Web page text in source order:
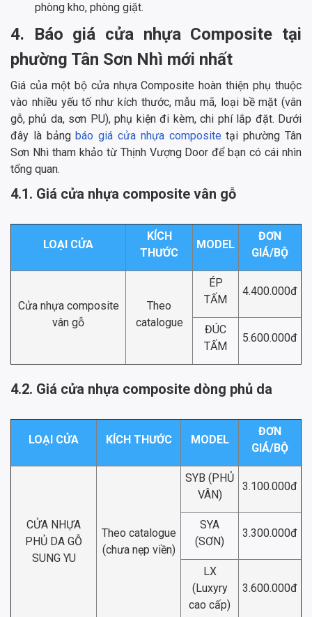
phòng kho, phòng giặt.
4. Báo giá cửa nhựa Composite tại
phường Tân Sơn Nhì mới nhất
Giá của một bộ cửa nhựa Composite hoàn thiện phụ thuộc
vào nhiều yếu tố như kích thước, mẫu mã, loại bề mặt (vân
gỗ, phủ da, sơn PU), phụ kiện đi kèm, chi phí lắp đặt. Dưới
đây là bảngbáo giá cửa nhựa composite tại phường Tân
Sơn Nhì tham khảo từ Thịnh Vượng Door để bạn có cái nhìn
tổng quan.
4.1. Giá cửa nhựa composite vân gỗ
LOẠI CỬA
KÍCH
THƯỚC
MODEL
ĐƠN
GIÁ/BỘ
Cửa nhựa composite
vân gỗ
Theo
catalogue
ÉP
TẤM
4.400.000đ
ĐÚC
TẤM
5.600.000đ
4.2. Giá cửa nhựa composite dòng phủ da
LOẠI CỬA KÍCH THƯỚC MODEL
ĐƠN
GIÁ/BỘ
CỬA NHỰA
PHỦ DA GỖ
SUNG YU
Theo catalogue
(chưa nẹp viền)
SYB (PHỦ
VÂN)
3.100.000đ
SYA
(SƠN)
3.300.000đ
LX
(Luxyry
cao cấp)
3.600.000đ